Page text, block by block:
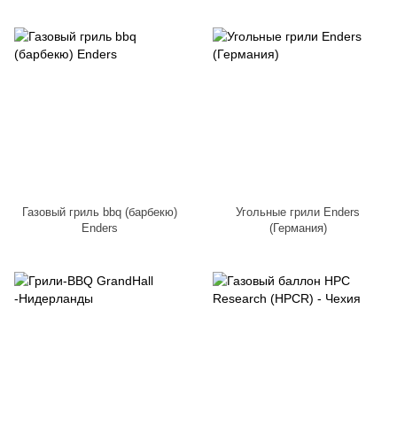
Газовый гриль bbq (барбекю)
Enders
Угольные грили Enders
(Германия)